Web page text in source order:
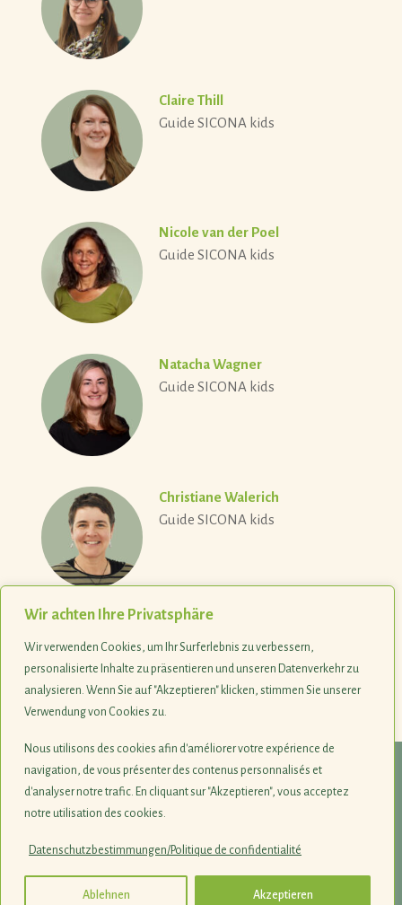
Wir achten Ihre Privatsphäre
Wir verwenden Cookies, um Ihr Surferlebnis zu verbessern,
personalisierte Inhalte zu präsentieren und unseren Datenverkehr zu
analysieren. Wenn Sie auf "Akzeptieren" klicken, stimmen Sie unserer
Verwendung von Cookies zu.
Nous utilisons des cookies afin d'améliorer votre expérience de
navigation, de vous présenter des contenus personnalisés et
d'analyser notre trafic. En cliquant sur "Akzeptieren", vous acceptez
notre utilisation des cookies.
Datenschutzbestimmungen/Politique de confidentialité
Ablehnen Akzeptieren
Claire Thill
Guide SICONA kids
Nicole van der Poel
Guide SICONA kids
Natacha Wagner
Guide SICONA kids
Christiane Walerich
Guide SICONA kids
© 1990-2026
12, rue de Capellen · L-8393 Olm
Impressum Login·Jobs